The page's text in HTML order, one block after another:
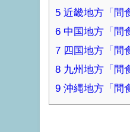
5 近畿地方「間
6 中国地方「間
7 四国地方「間
8 九州地方「間
9 沖縄地方「間